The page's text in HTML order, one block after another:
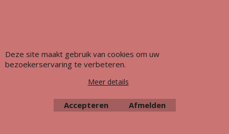
Deze site maakt gebruik van cookies om uw
bezoekerservaring te verbeteren.
Meer details
Accepteren Afmelden